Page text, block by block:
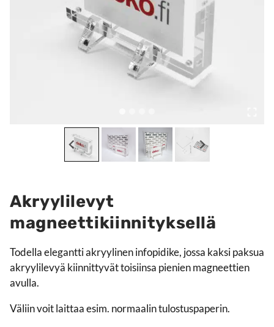
Akryylilevyt
magneettikiinnityksellä
Todella elegantti akryylinen infopidike, jossa kaksi paksua
akryylilevyä kiinnittyvät toisiinsa pienien magneettien
avulla.
Väliin voit laittaa esim. normaalin tulostuspaperin.